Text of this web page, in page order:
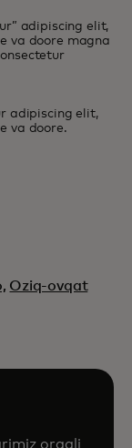
adipiscing elit,
va doore magna
adipiscing elit,
va doore.
Oziq-ovqat
orqali